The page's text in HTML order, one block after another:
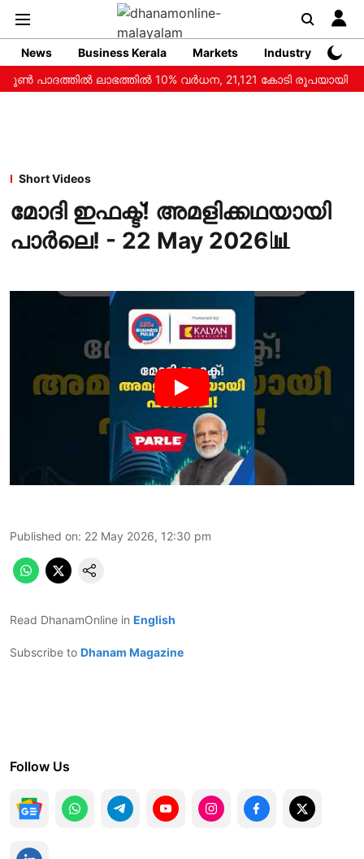
News Business Kerala Markets Industry
ലാഭത്തില്‍ 10% വര്‍ധന, 21,121 കോടി രൂപയായി
Short Videos
മോദി ഇഫക്ട്! അമളിക്കഥയായി
പാര്‍ലെ! - 22 May 2026📊
Published on: 22 May 2026, 12:30 pm
Read DhanamOnline in English
Subscribe to Dhanam Magazine
Follow Us